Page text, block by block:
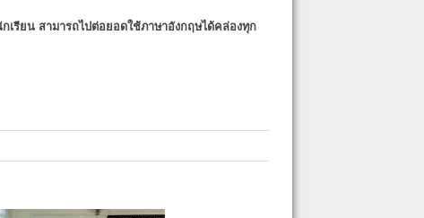
เรียน สามารถไปต่อยอดใช้ภาษาอังกฤษได้คล่องทุก